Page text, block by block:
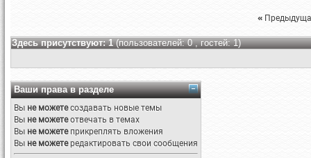
«
Здесь присутствуют: 1(пользователей: 0 , гостей: 1)
Ваши права в разделе
Вы не можетесоздавать новые темы
Вы не можетеотвечать в темах
Вы не можетеприкреплять вложения
Вы не можетередактировать свои сообщения